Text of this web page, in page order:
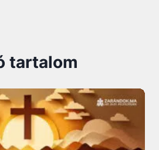
tartalom